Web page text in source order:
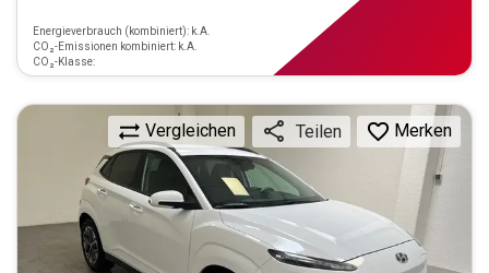
Energieverbrauch (kombiniert): k.A.
CO₂-Emissionen kombiniert: k.A.
CO₂-Klasse:
Vergleichen Teilen Merken